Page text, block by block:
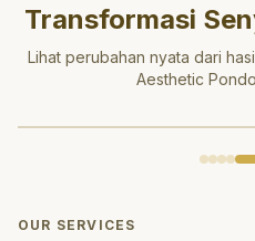
Transformasi
Lihat perubahan nyata dari
Aesthetic
OUR SERVICES